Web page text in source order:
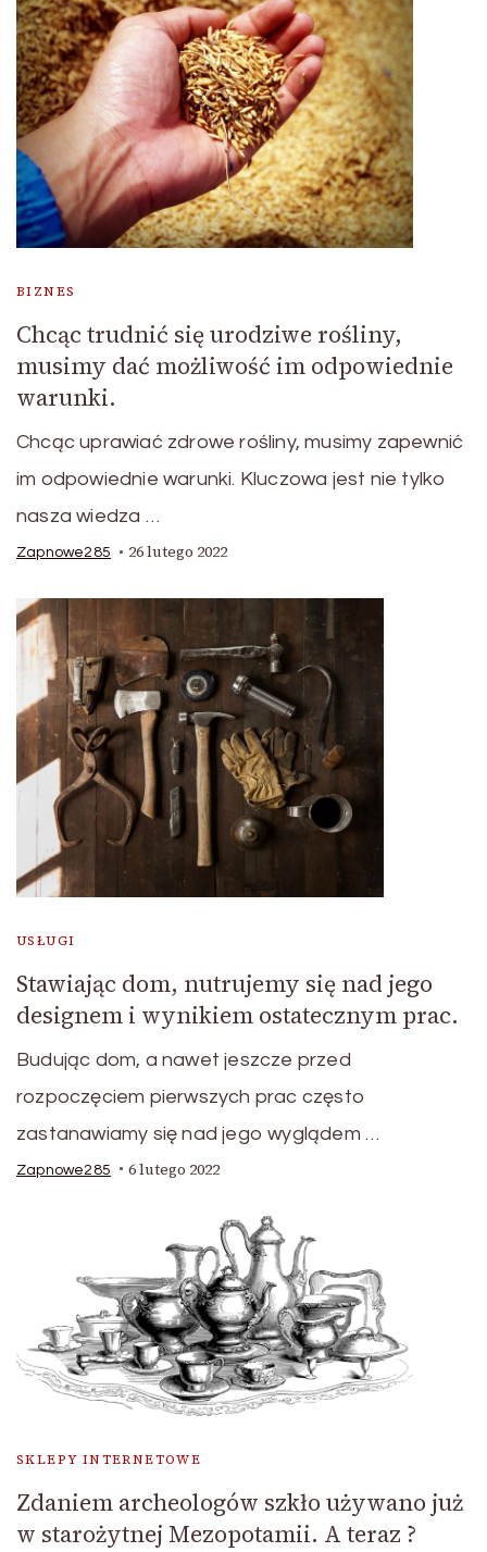
BIZNES
Chcąc trudnić się urodziwe rośliny,
musimy dać możliwość im odpowiednie
warunki.
Chcąc uprawiać zdrowe rośliny, musimy zapewnić
im odpowiednie warunki. Kluczowa jest nie tylko
nasza wiedza …
Zapnowe285 26 lutego 2022
USŁUGI
Stawiając dom, nutrujemy się nad jego
designem i wynikiem ostatecznym prac.
Budując dom, a nawet jeszcze przed
rozpoczęciem pierwszych prac często
zastanawiamy się nad jego wyglądem …
Zapnowe285 6 lutego 2022
SKLEPY INTERNETOWE
Zdaniem archeologów szkło używano już
w starożytnej Mezopotamii. A teraz ?